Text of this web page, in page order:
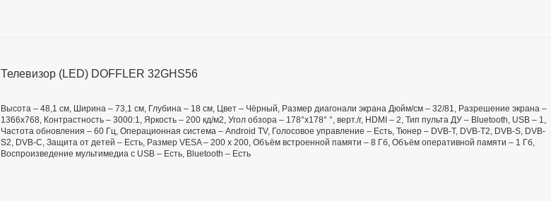
Телевизор (LED) DOFFLER 32GHS56
Высота – 48,1 см, Ширина – 73,1 см, Глубина – 18 см, Цвет – Чёрный, Размер диагонали экрана Дюйм/см – 32/81, Разрешение экрана –
1366x768, Контрастность – 3000:1, Яркость – 200 кд/м2, Угол обзора – 178°x178° °, верт./г, HDMI – 2, Тип пульта ДУ – Bluetooth, USB – 1,
Частота обновления – 60 Гц, Операционная система – Android TV, Голосовое управление – Есть, Тюнер – DVB-T, DVB-T2, DVB-S, DVB-
S2, DVB-C, Защита от детей – Есть, Размер VESA – 200 x 200, Объём встроенной памяти – 8 Гб, Объём оперативной памяти – 1 Гб,
Воспроизведение мультимедиа с USB – Есть, Bluetooth – Есть